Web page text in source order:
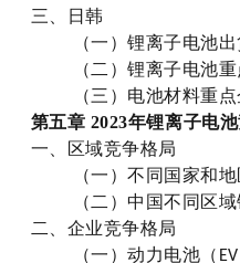
三、日韩
（一）锂离子电池
（二）锂离子电池
（三）电池材料重
第五章 2023年锂离子电
一、区域竞争格局
（一）不同国家和
（二）中国不同区
二、企业竞争格局
（一）动力电池 （ E